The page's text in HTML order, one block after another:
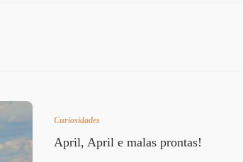
Curiosidades
April, April e malas prontas!